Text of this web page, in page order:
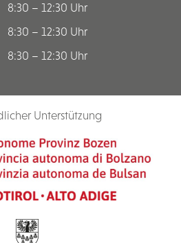
8:30 – 12:30 Uhr
8:30 – 12:30 Uhr
8:30 – 12:30 Uhr
Unterstützung